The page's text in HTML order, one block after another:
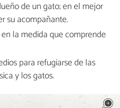
de un gato; en el mejor
su acompañante.
la medida que comprende
para refugiarse de las
y los gatos.